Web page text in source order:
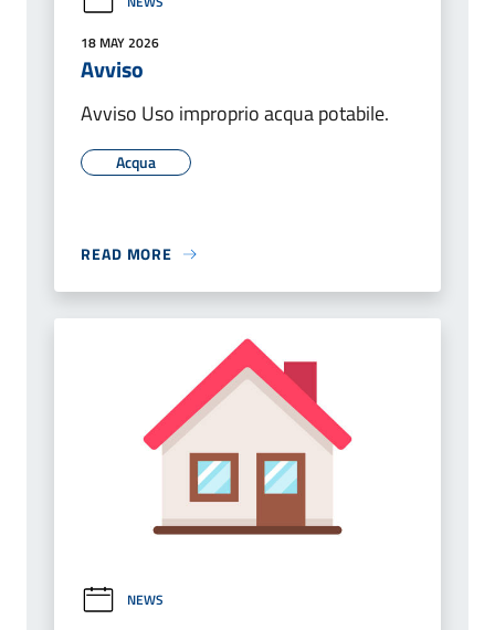
18 MAY 2026
Avviso
Avviso Uso improprio acqua potabile.
Acqua
READ MORE
NEWS